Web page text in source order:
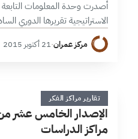
أصدرت وحدة المعلومات التابعة
الاستراتيجية تقريرها
مخرجات مراكز الفكر والدراسات
من شهر تشرين أول/أكتوبر 2015. ، وقد ركزت…
مركز عمران·21 أكتوبر 2015
ا1 دقائق
تقارير مراكز الفكر
الإصدار الخامس عشر
مراكز الدراسات